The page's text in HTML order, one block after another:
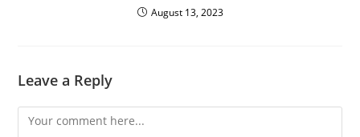
August 13, 2023
Leave a Reply
Comment